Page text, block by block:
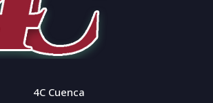
4C Cuenca